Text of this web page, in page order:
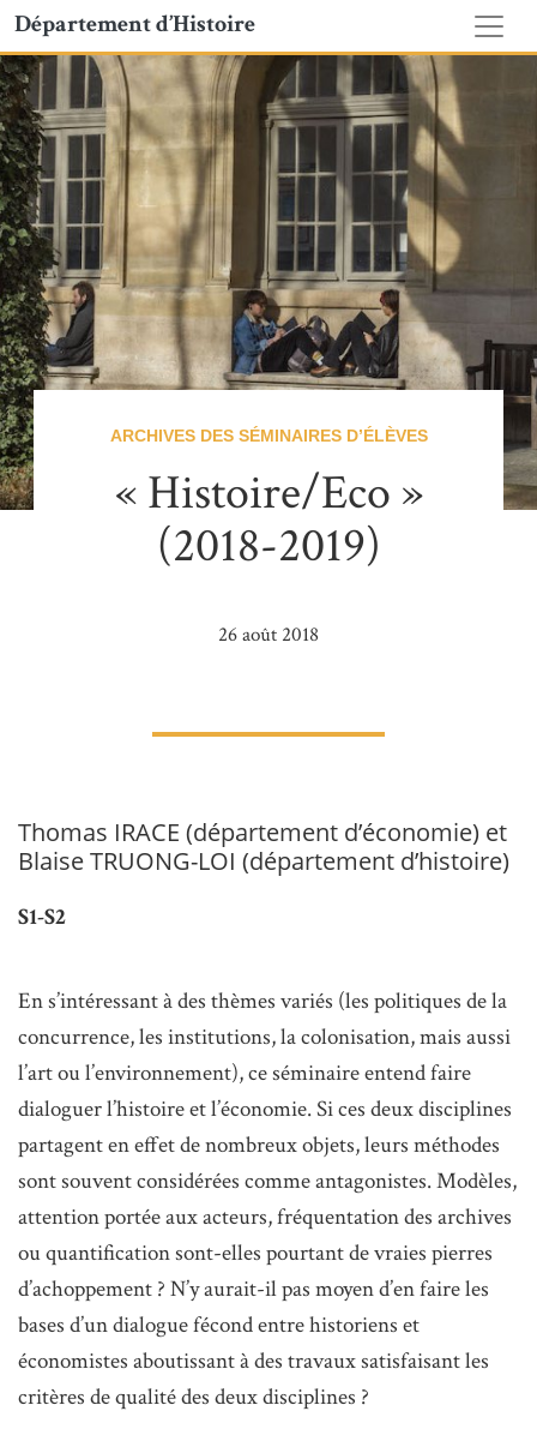
Département d’Histoire
ARCHIVES DES SÉMINAIRES D’ÉLÈVES
« Histoire/Eco »
(2018-2019)
26 août 2018
Thomas IRACE (département d’économie) et
Blaise TRUONG-LOI (département d’histoire)
S1-S2
En s’intéressant à des thèmes variés (les politiques de la
concurrence, les institutions, la colonisation, mais aussi
l’art ou l’environnement), ce séminaire entend faire
dialoguer l’histoire et l’économie. Si ces deux disciplines
partagent en effet de nombreux objets, leurs méthodes
sont souvent considérées comme antagonistes. Modèles,
attention portée aux acteurs, fréquentation des archives
ou quantification sont-elles pourtant de vraies pierres
d’achoppement ? N’y aurait-il pas moyen d’en faire les
bases d’un dialogue fécond entre historiens et
économistes aboutissant à des travaux satisfaisant les
critères de qualité des deux disciplines ?